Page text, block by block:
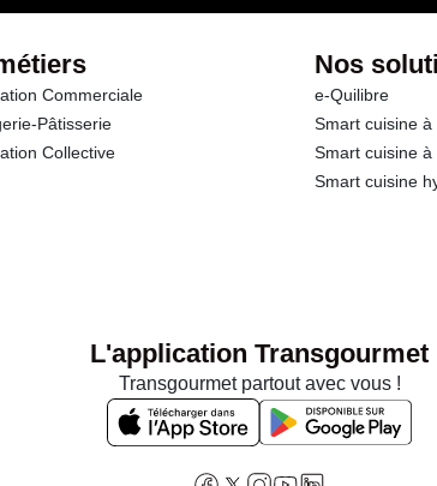
Commerciale
Pâtisserie
Collective
Nos
e-Quilibre
Smart cuisine
Smart cuisine
Smart cuisine
L'application Transgourmet
Transgourmet partout avec vous !